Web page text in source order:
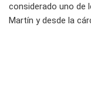
considerado uno de
Martín y desde la